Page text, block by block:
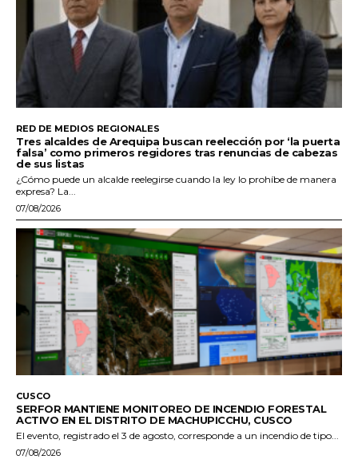
RED DE MEDIOS REGIONALES
Tres alcaldes de Arequipa buscan reelección por ‘la puerta
falsa’ como primeros regidores tras renuncias de cabezas
de sus listas
¿Cómo puede un alcalde reelegirse cuando la ley lo prohíbe de manera
expresa? La...
07/08/2026
CUSCO
SERFOR MANTIENE MONITOREO DE INCENDIO FORESTAL
ACTIVO EN EL DISTRITO DE MACHUPICCHU, CUSCO
El evento, registrado el 3 de agosto, corresponde a un incendio de tipo...
07/08/2026